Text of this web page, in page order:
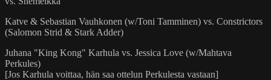
Katve & Sebastian Vauhkonen (w/Toni Tamminen) vs. Constrictors
(Salomon Strid & Stark Adder)
Juhana "King Kong" Karhula vs. Jessica Love (w/Mahtava
Perkules)
[Jos Karhula voittaa, hän saa ottelun Perkulesta vastaan]